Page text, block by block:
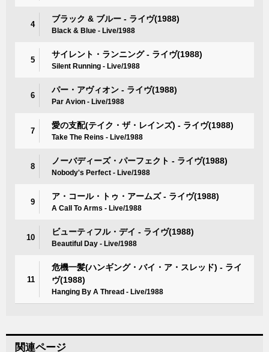
4
ブラック & ブルー - ライヴ(1988)
Black & Blue - Live/1988
5
サイレント・ランニング - ライヴ(1988)
Silent Running - Live/1988
6
パー・アヴィオン - ライヴ(1988)
Par Avion - Live/1988
7
愛の支配(テイク・ザ・レインズ) - ライヴ(1988)
Take The Reins - Live/1988
8
ノーバディーズ・パーフェクト - ライヴ(1988)
Nobody's Perfect - Live/1988
9
ア・コール・トゥ・アームズ - ライヴ(1988)
A Call To Arms - Live/1988
10
ビューティフル・デイ - ライヴ(1988)
Beautiful Day - Live/1988
11
危機一髪(ハンギング・バイ・ア・スレッド) - ライ
ヴ(1988)
Hanging By A Thread - Live/1988
関連ページ